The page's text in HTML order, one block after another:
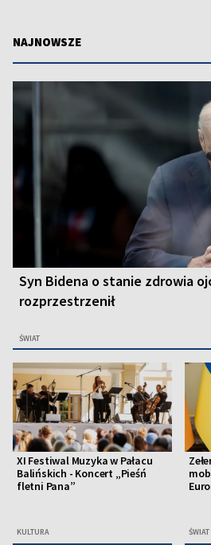
NAJNOWSZE
Syn Bidena o stanie zdrowia
rozprzestrzenił
ŚWIAT
XI Festiwal Muzyka w Pałacu
Balińskich - Koncert „Pieśń
fletni Pana”
KULTURA ŚWIAT